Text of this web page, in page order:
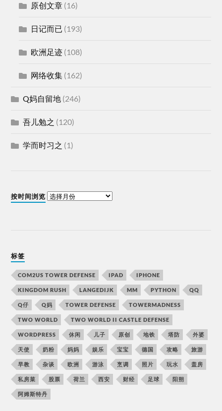
原创文章 (16)
日记而已 (193)
欧洲足迹 (108)
网络收集 (162)
Q妈自留地 (246)
吾儿勉之 (120)
学而时习之 (1)
按时间浏览
标签
COM2US TOWER DEFENSE IPAD IPHONE
KINGDOM RUSH LANGEDIJK MM PYTHON QQ
Q仔 Q妈 TOWER DEFENSE TOWERMADNESS
TWO WORLD TWO WORLD II CASTLE DEFENSE
WORDPRESS 休闲 儿子 原创 地铁 塔防 外婆
天使 奶粉 妈妈 娱乐 宝宝 德国 攻略 旅游
早教 杂谈 欧洲 游泳 烹调 照片 玩水 盖房
私房菜 股票 荷兰 西安 财经 足球 阳朔
阿姆斯特丹